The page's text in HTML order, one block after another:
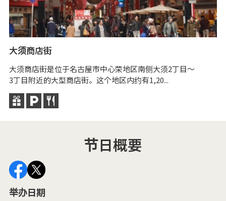
大须商店街
大须商店街是位于名古屋市中心荣地区南侧大须2丁目～
3丁目附近的大型商店街。这个地区内约有1,20...
节日概要
举办日期